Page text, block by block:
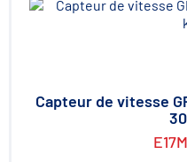
Capteur de vitesse